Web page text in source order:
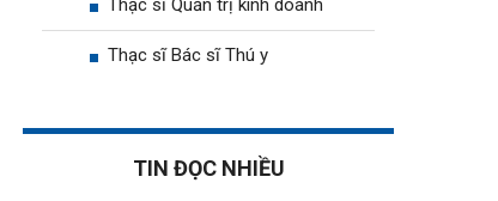
Thạc sĩ Quản trị kinh doanh
Thạc sĩ Bác sĩ Thú y
TIN ĐỌC NHIỀU